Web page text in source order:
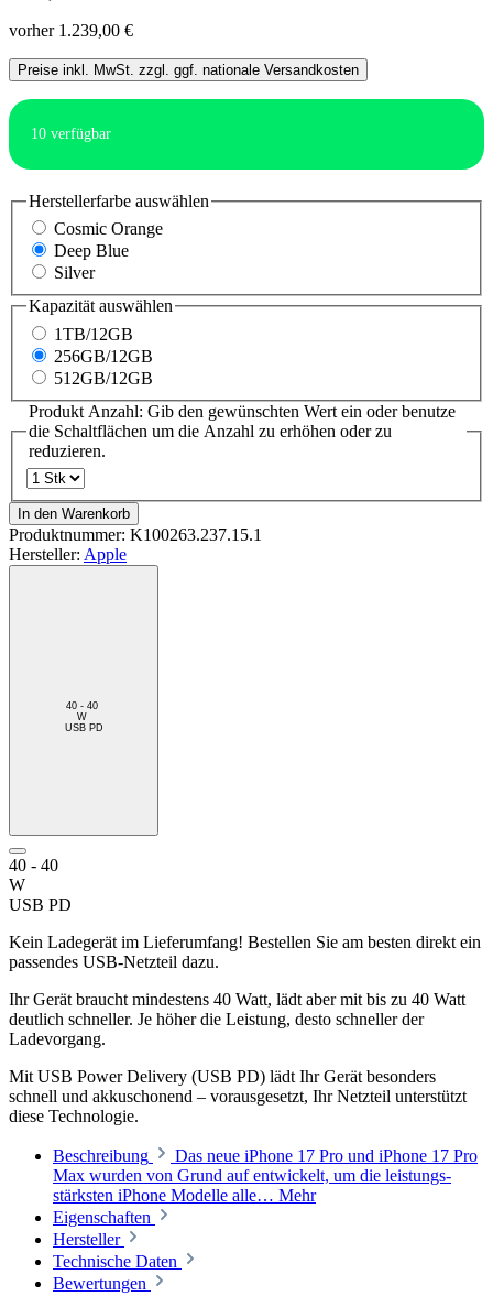
vorher 1.239,00 €
Preise inkl. MwSt. zzgl. ggf. nationale Versandkosten
10 verfügbar
Herstellerfarbe auswählen
Cosmic Orange
Deep Blue
Silver
Kapazitätauswählen
1TB/12GB
256GB/12GB
512GB/12GB
Produkt Anzahl: Gib den gewünschten Wert ein oder benutze
die Schaltflächen um die Anzahl zu erhöhen oder zu
reduzieren.
In den Warenkorb
Produktnummer: K100263.237.15.1
Hersteller: Apple
40 - 40
W
USB PD
40 - 40
W
USB PD
Kein Ladegerät im Lieferumfang! Bestellen Sie am besten direkt ein
passendes USB-Netzteil dazu.
Ihr Gerät braucht mindestens 40 Watt, lädt aber mit bis zu 40 Watt
deutlich schneller. Je höher die Leistung, desto schneller der
Ladevorgang.
Mit USB Power Delivery (USB PD) lädt Ihr Gerät besonders
schnell und akkuschonend – vorausgesetzt, Ihr Netzteil unterstützt
diese Technologie.
Beschreibung
Das neue iPhone 17 Pro und iPhone 17 Pro
Max wurden von Grund auf entwickelt, um die leistungs­
stärksten iPhone Modelle alle… Mehr
Eigenschaften
Hersteller
Technische Daten
Bewertungen